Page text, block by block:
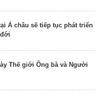
Á châu sẽ tiếp tục phát triển
Thế giới Ông bà và Người